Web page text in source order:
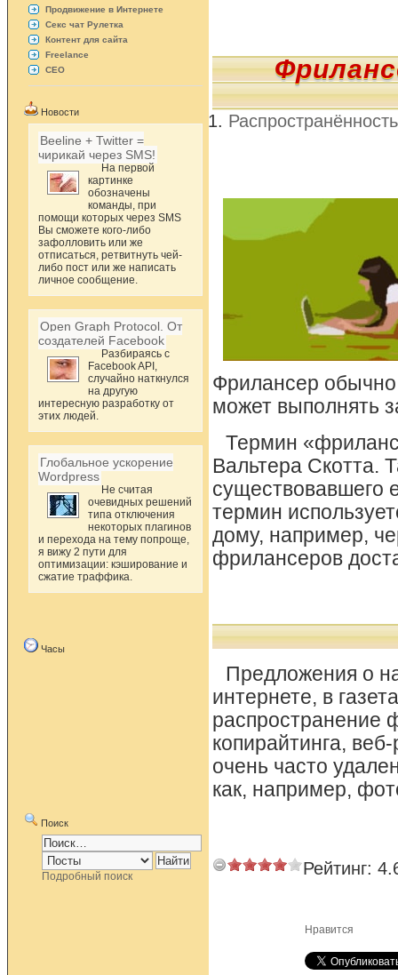
Продвижение в Интернете
Секс чат Рулетка
Контент для сайта
Freelance
СЕО
Новости
Beeline + Twitter =
чирикай через SMS!
На первой
картинке
обозначены
команды, при
помощи которых через SMS
Вы сможете кого-либо
зафолловить или же
отписаться, ретвитнуть чей-
либо пост или же написать
личное сообщение.
Open Graph Protocol. От
создателей Facebook
Разбираясь с
Facebook API,
случайно наткнулся
на другую
интересную разработку от
этих людей.
Глобальное ускорение
Wordpress
Не считая
очевидных решений
типа отключения
некоторых плагинов
и перехода на тему попроще,
я вижу 2 пути для
оптимизации: кэширование и
сжатие траффика.
Часы
Поиск
Подробный поиск
Фрилансер обычно
может выполнять
Термин
Вальтера Скотта.
существовавшего
термин
дому, например,
фрилансеров
Предложения о
интернете, в
распространение
копирайтинга,
очень часто
как, например,
Рейтинг:
Нравится